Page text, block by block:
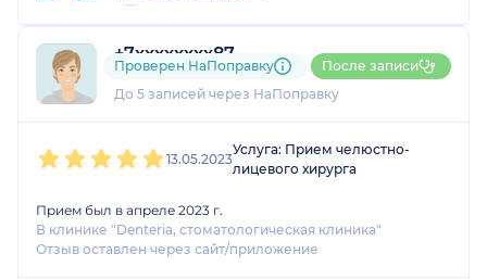
+7xxxxxxxx87
1 оценка
До 5 записей через НаПоправку
Проверен НаПоправку После записи
13.05.2023
Услуга: Прием челюстно-
лицевого хирурга
Прием был в апреле 2023 г.
В клинике "Denteria, стоматологическая клиника"
Отзыв оставлен через сайт/приложение